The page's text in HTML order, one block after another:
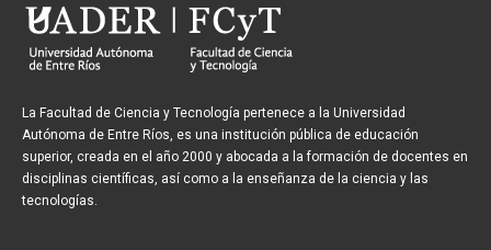
La Facultad de Ciencia y Tecnología pertenece a la Universidad
Autónoma de Entre Ríos, es una institución pública de educación
superior, creada en el año 2000 y abocada a la formación de docentes en
disciplinas científicas, así como a la enseñanza de la ciencia y las
tecnologías.